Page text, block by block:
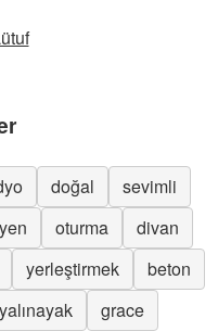
doğal
sevimli
oturma
divan
yerleştirmek
beton
yalınayak grace